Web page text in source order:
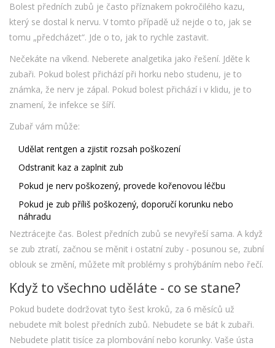
Bolest předních zubů je často příznakem pokročilého kazu,
který se dostal k nervu. V tomto případě už nejde o to, jak se
tomu „předcházet“. Jde o to, jak to rychle zastavit.
Nečekáte na víkend. Neberete analgetika jako řešení. Jděte k
zubaři. Pokud bolest přichází při horku nebo studenu, je to
známka, že nerv je zápal. Pokud bolest přichází i v klidu, je to
znamení, že infekce se šíří.
Zubař vám může:
Udělat rentgen a zjistit rozsah poškození
Odstranit kaz a zaplnit zub
Pokud je nerv poškozený, provede kořenovou léčbu
Pokud je zub příliš poškozený, doporučí korunku nebo
náhradu
Neztrácejte čas. Bolest předních zubů se nevyřeší sama. A když
se zub ztratí, začnou se měnit i ostatní zuby - posunou se, zubní
oblouk se změní, můžete mít problémy s prohýbáním nebo řečí.
Když to všechno uděláte - co se stane?
Pokud budete dodržovat tyto šest kroků, za 6 měsíců už
nebudete mít bolest předních zubů. Nebudete se bát k zubaři.
Nebudete platit tisíce za plombování nebo korunky. Vaše ústa